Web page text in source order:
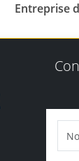
Entreprise